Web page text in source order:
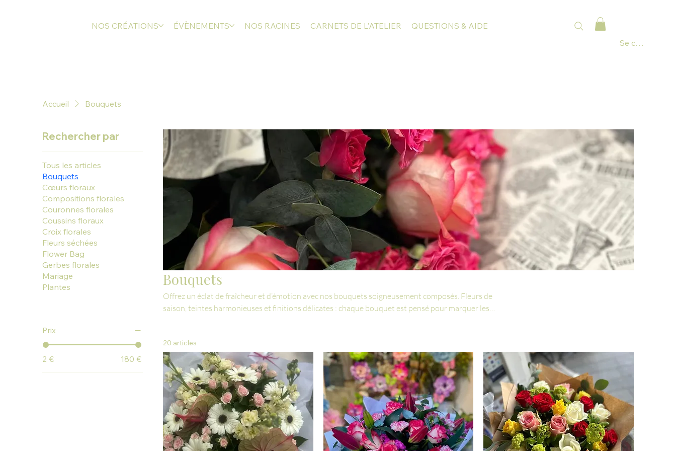
NOS CRÉATIONS ÉVÈNEMENTS NOS RACINES CARNETS DE L'ATELIER
QUESTIONS & AIDE
Se connecter
Accueil Bouquets
Rechercher par
Tous les articles
Bouquets
Cœurs floraux
Compositions florales
Couronnes florales
Coussins floraux
Croix florales
Fleurs séchées
Flower Bag
Gerbes florales
Mariage
Plantes
Prix
2 € 180 €
Bouquets
Offrez un éclat de fraîcheur et d’émotion avec nos bouquets soigneusement composés. Fleurs de
saison, teintes harmonieuses et finitions délicates : chaque bouquet est pensé pour marquer les
20 articles